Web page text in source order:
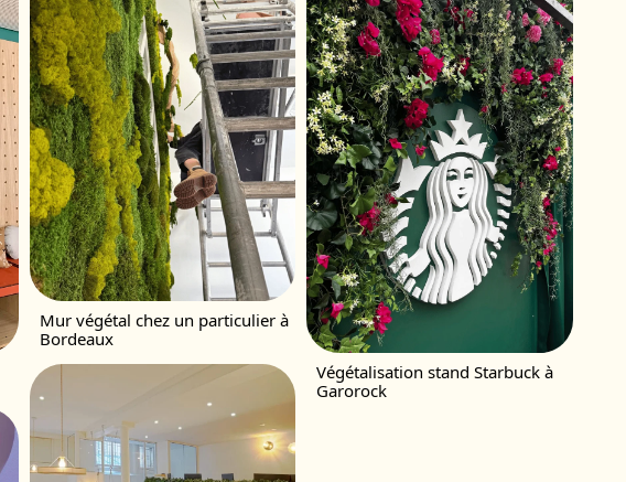
Mur végétal chez un particulier à
Bordeaux
Végétalisation stand Starbuck à
Garorock